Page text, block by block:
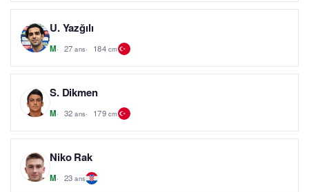
U. Yazğılı
M 27 ans 184 cm
S. Dikmen
M 32 ans 179 cm
Niko Rak
M 23 ans